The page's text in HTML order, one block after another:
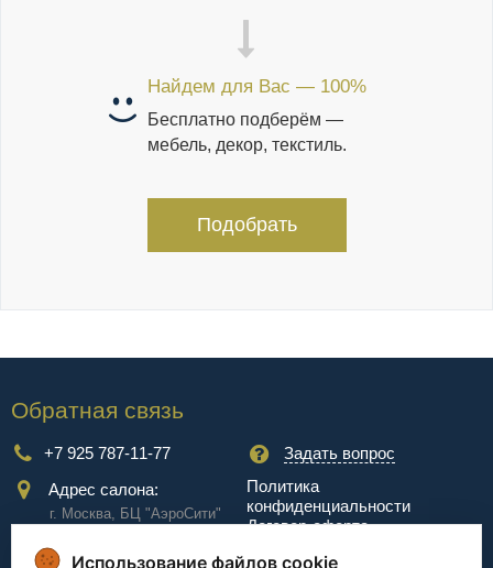
Найдем для Вас — 100%
Бесплатно подберём —
мебель, декор, текстиль.
Подобрать
Обратная связь
+7 925 787-11-77
Задать вопрос
Адрес салона:
г. Москва, БЦ "АэроCити"
Куркинское ш., стр.2, 17
этаж
Политика
конфиденциальности
Договор-оферта
Использование файлов cookie